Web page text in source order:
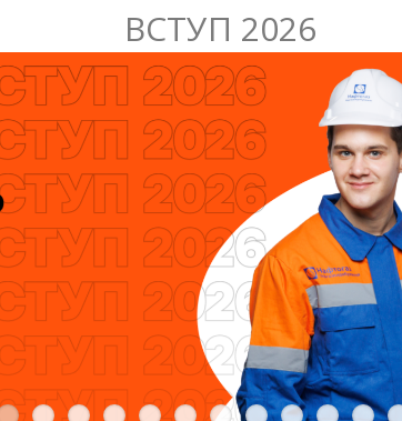
ВСТУП 2026